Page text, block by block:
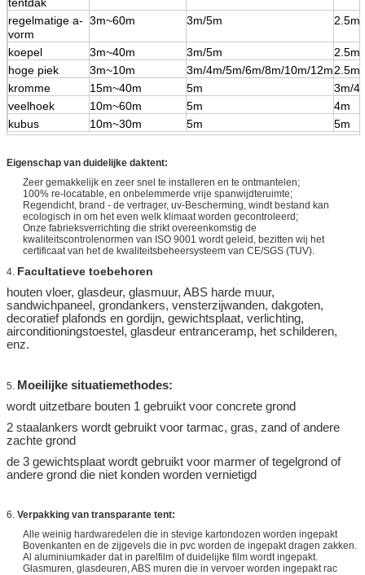
regelmatige a-
vorm
3m~60m 3m/5m
koepel 3m~40m 3m/5m
hoge piek
3m~10m 3m/4m/5m/6m/8m/10m/12m
kromme
15m~40m 5m
3m/
veelhoek
10m~60m 5m
4m
kubus
10m~30m 5m 5m
Eigenschap van duidelijke daktent:
Zeer gemakkelijk en zeer snel te installeren en te ontmantelen;
100% re-locatable, en onbelemmerde vrije spanwijdteruimte;
Regendicht, brand - de vertrager, uv-Bescherming, windt bestand kan
ecologisch in om het even welk klimaat worden gecontroleerd;
Onze fabrieksverrichting die striktovereenkomstig de
kwaliteitscontrolenormen van ISO 9001 wordt geleid, bezitten wij het
certificaat van het de kwaliteitsbeheersysteem van CE/SGS (TUV).
4. Facultatieve toebehoren
houten vloer, glasdeur, glasmuur, ABS harde muur,
sandwichpaneel, grondankers, vensterzijwanden, dakgoten,
decoratief plafonds en gordijn, gewichtsplaat, verlichting,
airconditioningstoestel, glasdeur entranceramp, het schilderen,
enz.
5. Moeilijke situatiemethodes:
wordt uitzetbare bouten 1 gebruikt voor concrete grond
2 staalankers wordt gebruikt voor tarmac, gras, zand of andere
zachte grond
de 3 gewichtsplaat wordt gebruikt voor marmer of tegelgrond of
andere grond die niet konden worden vernietigd
6. Verpakking van transparante tent:
Alle weinig hardwaredelen die in stevige kartondozen worden ingepakt
Bovenkanten en de zijgevels die in pvc worden de ingepakt dragen zakken.
Al aluminiumkader dat in parelfilm of duidelijke film wordt ingepakt.
Glasmuren, glasdeuren, ABS muren die in vervoer worden ingepakt rac